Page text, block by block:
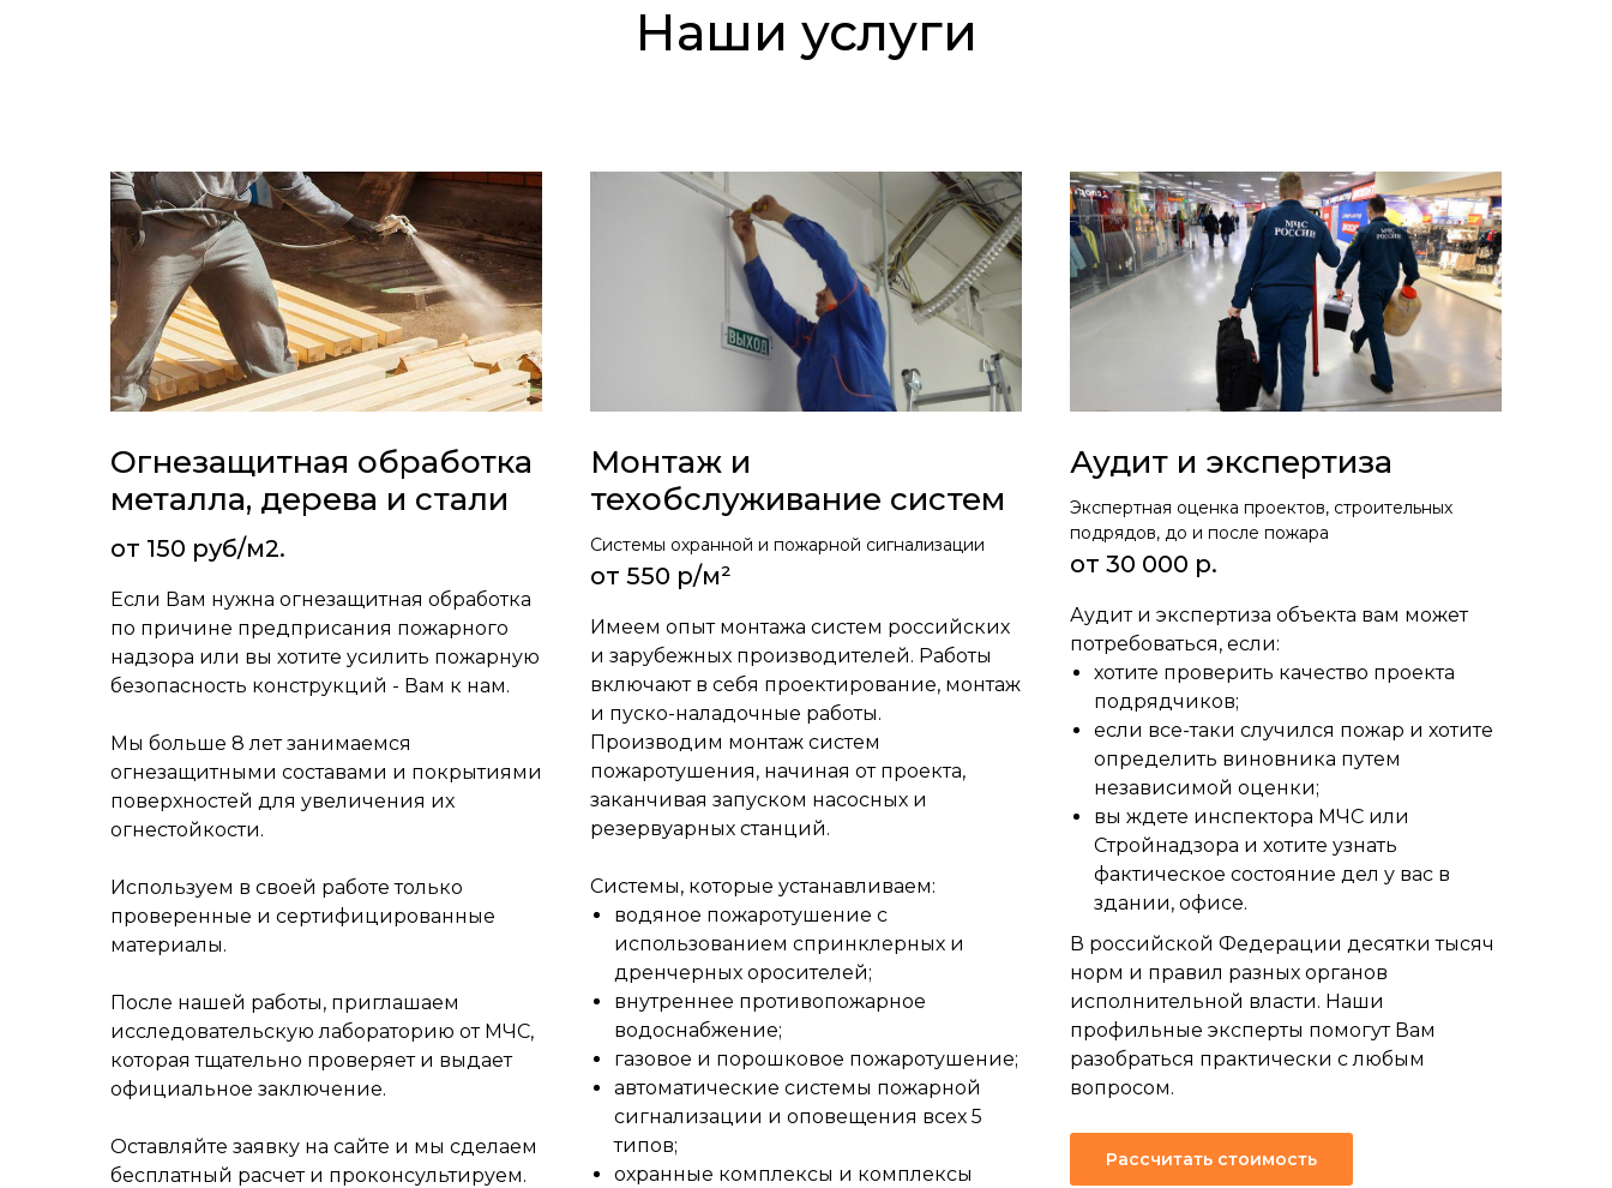
Поможем снизить бюджет
охранных систем
до 35%
Выезжаем и консультируем на объект бесплатно. Опыт работы более 8
лет.
Проектируем, устанавливаем и обслуживаем системы любой сложности.
Узнать стоимость
Наши услуги
Огнезащитная обработка
металла, дерева и стали
от 150 руб/м2.
Если Вам нужна огнезащитная обработка
по причине предприсания пожарного
надзора или вы хотите усилить пожарную
безопасность конструкций - Вам к нам.
Мы больше 8 лет занимаемся
огнезащитными составами и покрытиями
поверхностей для увеличения их
огнестойкости.
Используем в своей работе только
проверенные и сертифицированные
материалы.
После нашей работы, приглашаем
исследовательскую лабораторию от МЧС,
которая тщательно проверяет и выдает
официальное заключение.
Оставляйте заявку на сайте и мы сделаем
бесплатный расчет и проконсультируем.
Монтаж и
техобслуживание систем
Системы охранной и пожарной сигнализации
от 550 р/м²
Имеем опыт монтажа систем российских
и зарубежных производителей. Работы
включают в себя проектирование, монтаж
и пуско-наладочные работы.
Производим монтаж систем
пожаротушения, начиная от проекта,
заканчивая запуском насосных и
резервуарных станций.
Системы, которые устанавливаем:
водяное пожаротушение с
использованием спринклерных и
дренчерных оросителей;
внутреннее противопожарное
водоснабжение;
газовое и порошковое пожаротушение;
автоматические системы пожарной
сигнализации и оповещения всех 5
типов;
охранные комплексы и комплексы
Аудит и экспертиза
Экспертная оценка проектов, строительных
подрядов, до и после пожара
от 30 000 р.
Аудит и экспертиза объекта вам может
потребоваться, если:
хотите проверить качество проекта
подрядчиков;
если все-таки случился пожар и хотите
определить виновника путем
независимой оценки;
вы ждете инспектора МЧС или
Стройнадзора и хотите узнать
фактическое состояние дел у вас в
здании, офисе.
В российской Федерации десятки тысяч
норм и правил разных органов
исполнительной власти. Наши
профильные эксперты помогут Вам
разобраться практически с любым
вопросом.
Рассчитать стоимость